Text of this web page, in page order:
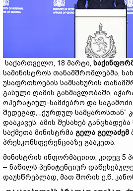
საქართველო, 18 მარტი,
სამინისტროს თანამშრომლებმა,
უსაფრთხოების სამსახურის
გასული ღამის განმავლობაში,
ოპერატიულ-სამძებრო და
შედეგად, „ქურდულ სამყაროსთან”
დააკავეს. ამის შესახებ
საქმეთა მინისტრმა გელა გელაძემ
პრესკონსფერენციაზე გააკეთა.
მინისტრის ინფორმაციით, კიდევ 5
– ნაწილს პენიტენციურ
დაუსწრებლად, მათ შორის ე.წ.